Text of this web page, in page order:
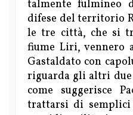
talmente fulmineo
difese del territorio
le tre città, che si
fiume Liri, vennero
Gastaldato con
riguarda gli altri
come suggerisce
trattarsi di semplici